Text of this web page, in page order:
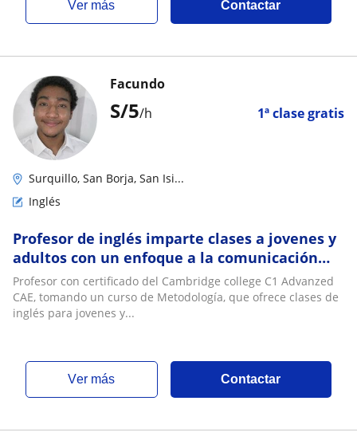
ver más Contactar
S/5/h 1ª clase gratis
Facundo
Surquillo, San Borja, San Isi...
Inglés
Profesor de inglés imparte clases a jovenes y
adultos con un enfoque a la comunicación
efectiva
Profesor con certificado del Cambridge college C1 Advanzed
CAE, tomando un curso de Metodología, que ofrece clases de
inglés para jovenes y...
ver más Contactar